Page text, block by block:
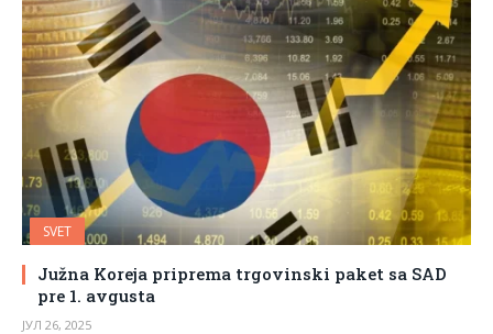
SVET
Južna Koreja priprema trgovinski paket sa SAD
pre 1. avgusta
ЈУЛ 26, 2025